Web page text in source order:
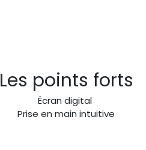
Les points forts
Écran digital
Prise en main intuitive